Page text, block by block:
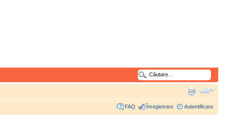
FAQ Înregistrare Autentificare